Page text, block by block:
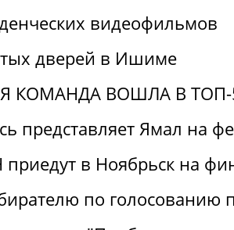
видеофильмов
дверей в Ишиме
КОМАНДА ВОШЛА В ТОП-
представляет Ямал на
в Ноябрьск на
по голосованию